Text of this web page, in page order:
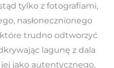
tylko z fotografiami,
nasłonecznionego
trudno odtworzyć
lagunę z dala
jej jako autentycznego,